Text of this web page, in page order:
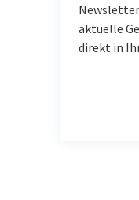
aktuelle
direkt in